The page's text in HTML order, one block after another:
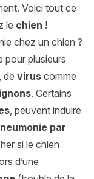
Voici tout ce
le chien !
chez un chien ?
pour plusieurs
, de virus comme
. Certains
, peuvent induire
par
si le chien
d’une